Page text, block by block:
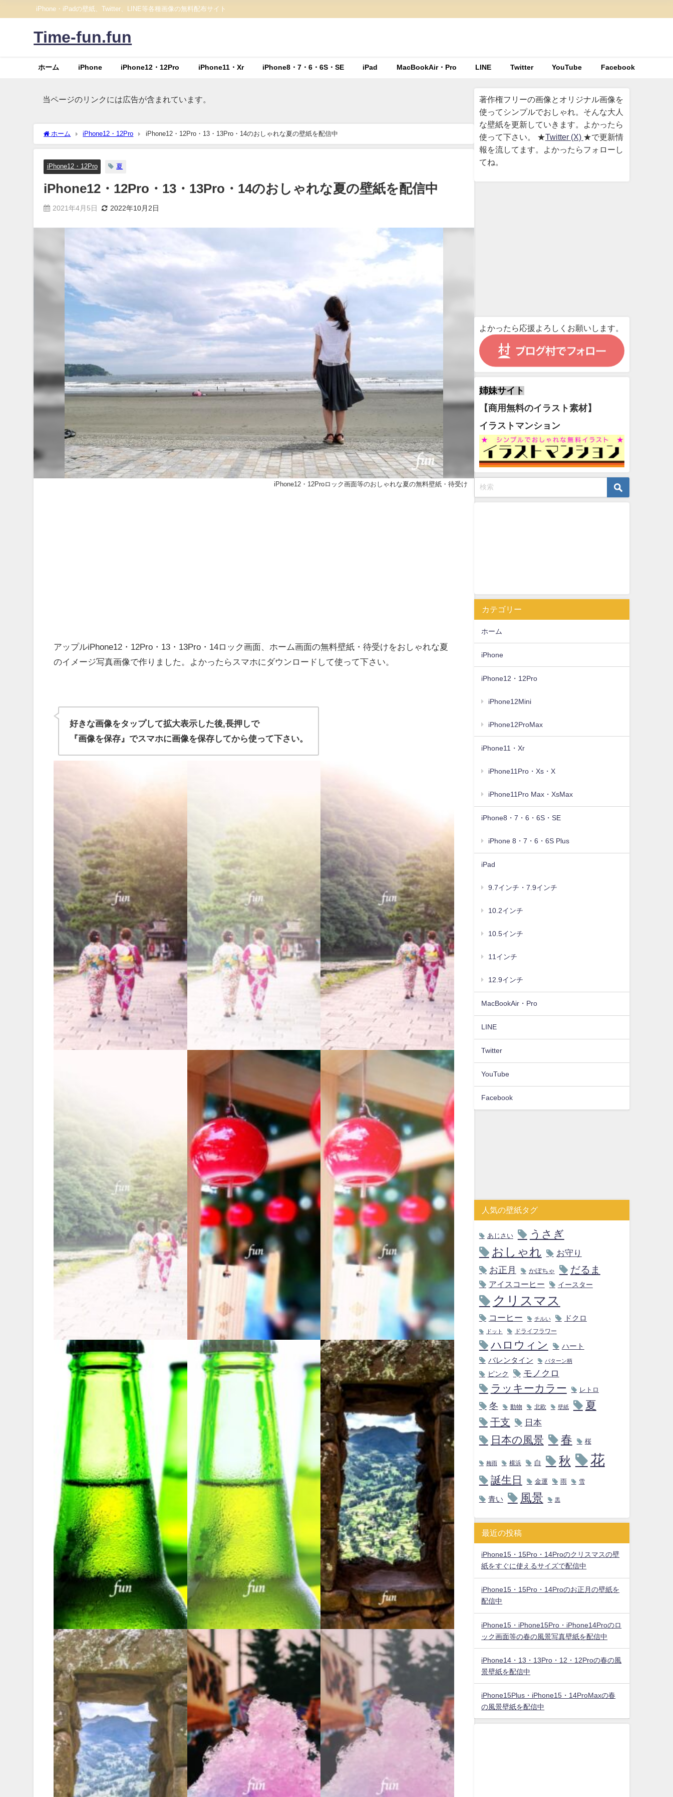
iPhone・iPadの壁紙、Twitter、LINE等各種画像の無料配布サイト
Time-fun.fun
ホーム iPhone iPhone12・12Pro iPhone11・Xr iPhone8・7・6・6S・SE iPad MacBookAir・Pro LINE Twitter YouTube Facebook
当ページのリンクには広告が含まれています。
ホーム iPhone12・12Pro iPhone12・12Pro・13・13Pro・14のおしゃれな夏の壁紙を配信中
iPhone12・12Pro 夏
iPhone12・12Pro・13・13Pro・14のおしゃれな夏の壁紙を配信中
2021年4月5日 2022年10月2日
iPhone12・12Proロック画面等のおしゃれな夏の無料壁紙・待受け
アップルiPhone12・12Pro・13・13Pro・14ロック画面、ホーム画面の無料壁紙・待受けをおしゃれな夏
のイメージ写真画像で作りました。よかったらスマホにダウンロードして使って下さい。
好きな画像をタップして拡大表示した後,長押しで
『画像を保存』でスマホに画像を保存してから使って下さい。
著作権フリーの画像とオリジナル画像を
使ってシンプルでおしゃれ。そんな大人
な壁紙を更新していきます。よかったら
使って下さい。 ★Twitter (X) ★で更新情
報を流してます。よかったらフォローし
てね。
よかったら応援よろしくお願いします。
姉妹サイト
【商用無料のイラスト素材】
イラストマンション
カテゴリー
ホーム
iPhone
iPhone12・12Pro
iPhone12Mini
iPhone12ProMax
iPhone11・Xr
iPhone11Pro・Xs・X
iPhone11Pro Max・XsMax
iPhone8・7・6・6S・SE
iPhone 8・7・6・6S Plus
iPad
9.7インチ・7.9インチ
10.2インチ
10.5インチ
11インチ
12.9インチ
MacBookAir・Pro
LINE
Twitter
YouTube
Facebook
人気の壁紙タグ
あじさい うさぎ
おしゃれ お守り
お正月 かぼちゃ だるま
アイスコーヒー イースター
クリスマス
コーヒー チルい ドクロ
ドット ドライフラワー
ハロウィン
ハート
バレンタイン
パターン柄
ピンク モノクロ
ラッキーカラー レトロ
冬 動物 北欧 壁紙 夏
干支 日本
日本の風景 春 桜
梅雨 横浜 白 秋 花
誕生日 金運 雨 雪
青い 風景 黒
最近の投稿
iPhone15・15Pro・14Proのクリスマスの壁
紙をすぐに使えるサイズで配信中
iPhone15・15Pro・14Proのお正月の壁紙を
配信中
iPhone15・iPhone15Pro・iPhone14Proのロ
ック画面等の春の風景写真壁紙を配信中
iPhone14・13・13Pro・12・12Proの春の風
景壁紙を配信中
iPhone15Plus・iPhone15・14ProMaxの春
の風景壁紙を配信中